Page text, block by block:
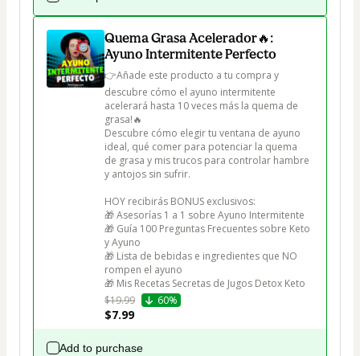
Quema Grasa Acelerador🔥:
Ayuno Intermitente Perfecto
👉Añade este producto a tu compra y
descubre cómo el ayuno intermitente
acelerará hasta 10 veces más la quema de
grasa!🔥
Descubre cómo elegir tu ventana de ayuno
ideal, qué comer para potenciar la quema
de grasa y mis trucos para controlar hambre
y antojos sin sufrir.
HOY recibirás BONUS exclusivos:
🎁 Asesorías 1 a 1 sobre Ayuno Intermitente
🎁 Guía 100 Preguntas Frecuentes sobre Keto
y Ayuno
🎁 Lista de bebidas e ingredientes que NO
rompen el ayuno
🎁 Mis Recetas Secretas de Jugos Detox Keto
$19.99
60%
$7.99
Add to purchase